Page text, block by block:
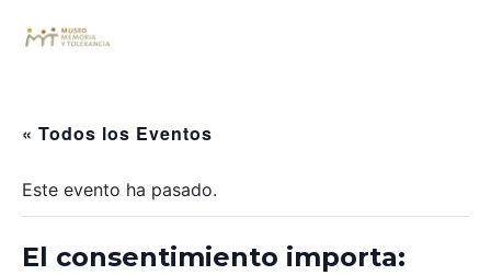
« Todos los Eventos
Este evento ha pasado.
El consentimiento importa: